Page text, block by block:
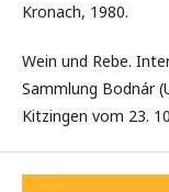
Kronach, 1980.
Wein und Rebe.
Sammlung Bodnár
Kitzingen vom 23.